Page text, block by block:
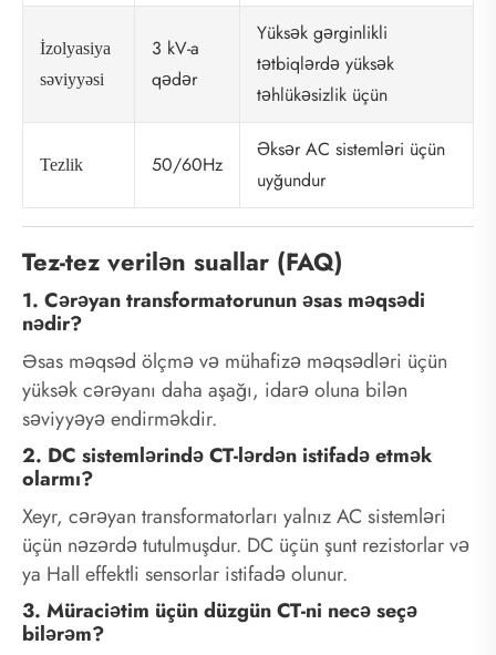
İzolyasiya
səviyyəsi
3 kV-a
qədər
Yüksək gərginlikli
tətbiqlərdə yüksək
təhlükəsizlik üçün
Tezlik 50/60Hz
Əksər AC sistemləri üçün
uyğundur
Tez-tez verilən suallar (FAQ)
1. Cərəyan transformatorunun əsas məqsədi
nədir?
Əsas məqsəd ölçmə və mühafizə məqsədləri üçün
yüksək cərəyanı daha aşağı, idarə oluna bilən
səviyyəyə endirməkdir.
2. DC sistemlərində CT-lərdən istifadə etmək
olarmı?
Xeyr, cərəyan transformatorları yalnız AC sistemləri
üçün nəzərdə tutulmuşdur. DC üçün şunt rezistorlar və
ya Hall effektli sensorlar istifadə olunur.
3. Müraciətim üçün düzgün CT-ni necə seçə
bilərəm?